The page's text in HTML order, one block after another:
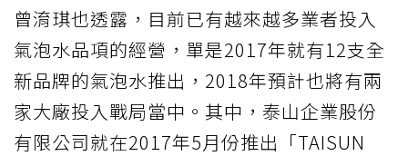
曾淯琪也透露，目前已有越來越多業者投入
氣泡水品項的經營，單是2017年就有12支全
新品牌的氣泡水推出，2018年預計也將有兩
家大廠投入戰局當中。其中，泰山企業股份
有限公司就在2017年5月份推出「TAISUN